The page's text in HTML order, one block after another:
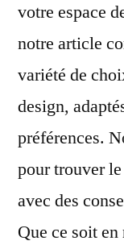
votre espace
notre article
variété de
design,
préférences.
pour trouver
avec des
Que ce soit